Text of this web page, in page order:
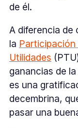
de él.
A diferencia
la Participación
Utilidades
ganancias de
es una
decembrina,
pasar una